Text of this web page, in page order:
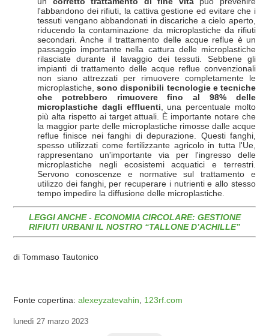
l'abbandono dei rifiuti, la cattiva gestione ed evitare che i
tessuti vengano abbandonati in discariche a cielo aperto,
riducendo la contaminazione da microplastiche da rifiuti
secondari. Anche il trattamento delle acque reflue è un
passaggio importante nella cattura delle microplastiche
rilasciate durante il lavaggio dei tessuti. Sebbene gli
impianti di trattamento delle acque reflue convenzionali
non siano attrezzati per rimuovere completamente le
microplastiche,sono disponibili tecnologie e tecniche
che potrebbero rimuovere fino al 98% delle
microplastiche dagli effluenti , una percentuale molto
più alta rispetto ai target attuali. È importante notare che
la maggior parte delle microplastiche rimosse dalle acque
reflue finisce nei fanghi di depurazione. Questi fanghi,
spesso utilizzati come fertilizzante agricolo in tutta l'Ue,
rappresentano un'importante via per l'ingresso delle
microplastiche negli ecosistemi acquatici e terrestri.
Servono conoscenze e normative sul trattamento e
utilizzo dei fanghi, per recuperare i nutrienti e allo stesso
tempo impedire la diffusione delle microplastiche.
LEGGI ANCHE - ECONOMIA CIRCOLARE: GESTIONE
RIFIUTI URBANI IL NOSTRO “TALLONE D’ACHILLE”
di Tommaso Tautonico
Fonte copertina: alexeyzatevahin, 123rf.com
lunedì 27 marzo 2023